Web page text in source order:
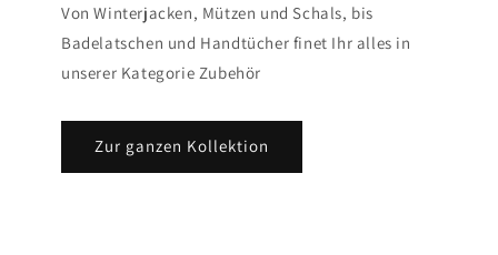
Von Winterjacken, Mützen und Schals, bis
Badelatschen und Handtücher finet Ihr alles in
unserer Kategorie Zubehör
Zur ganzen Kollektion